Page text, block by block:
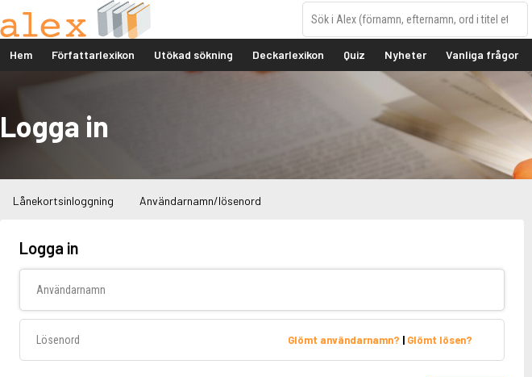
Hem Författarlexikon Utökad sökning Deckarlexikon Quiz Nyheter Vanliga frågor
Logga in
Lånekortsinloggning Användarnamn/lösenord
Logga in
Glömt användarnamn? | Glömt lösen?